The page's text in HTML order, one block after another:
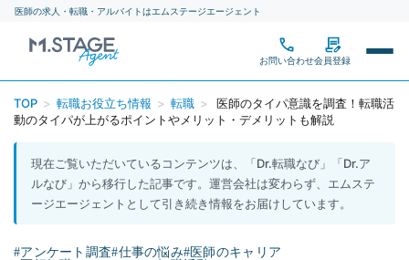
医師の求人・転職・アルバイトはエムステージエージェント
医師専門の転職エージェン
お問い合わせ会員登録
求人を探す
TOP > 転職お役立ち情報 > 転職 >
医師のタイパ意識を調査！転職活
動のタイパが上がるポイントやメリット・デメリットも解説
現在ご覧いただいているコンテンツは、「Dr.転職なび」「Dr.ア
ルなび」から移行した記事です。運営会社は変わらず、エムステ
ージエージェントとして引き続き情報をお届けしています。
#アンケート調査#仕事の悩み#医師のキャリア